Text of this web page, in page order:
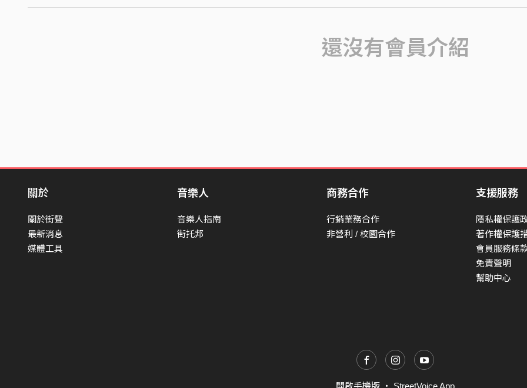
還沒有會員介紹
關於
關於街聲
最新消息
媒體工具
音樂人
音樂人指南
街托邦
商務合作
行銷業務合作
非營利 / 校園合作
支援服務
隱私權保護
著作權保護
會員服務條
免責聲明
幫助中心
開啟手機版 ・ StreetVoice App